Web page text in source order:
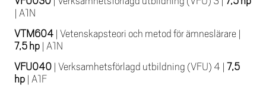
| A1N
VTM604 | Vetenskapsteori och metod för ämneslärare |
7,5 hp | A1N
VFU040 | Verksamhetsförlagd utbildning (VFU) 4 | 7,5
hp | A1F